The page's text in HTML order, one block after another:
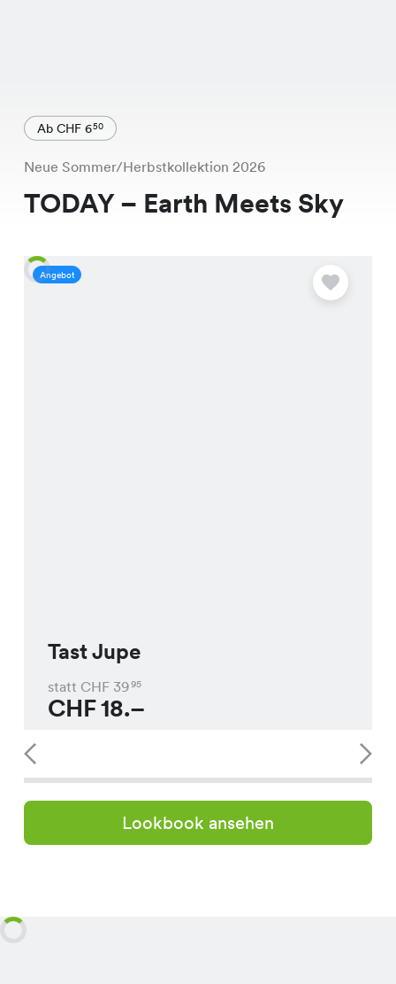
Ab CHF 650
Neue Sommer/Herbstkollektion 2026
TODAY – Earth Meets Sky
Angebot
Tast Jupe
statt CHF 3995
CHF18.–
Lookbook ansehen